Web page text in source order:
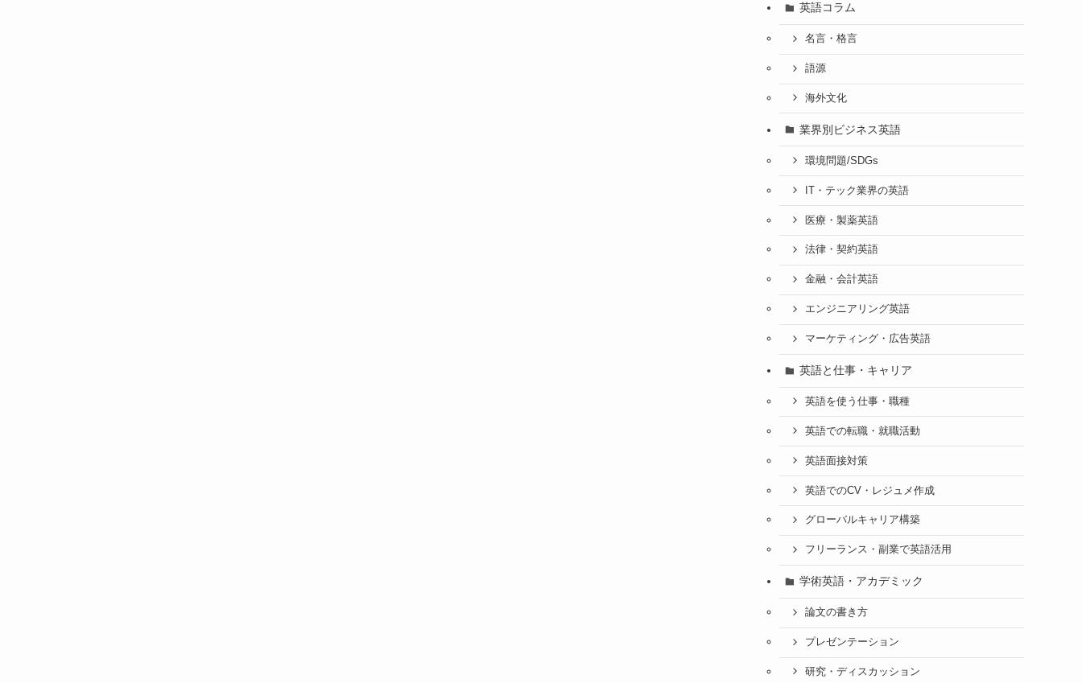
英語コラム
名言・格言
語源
海外文化
業界別ビジネス英語
環境問題/SDGs
IT・テック業界の英語
医療・製薬英語
法律・契約英語
金融・会計英語
エンジニアリング英語
マーケティング・広告英語
英語と仕事・キャリア
英語を使う仕事・職種
英語での転職・就職活動
英語面接対策
英語でのCV・レジュメ作成
グローバルキャリア構築
フリーランス・副業で英語活用
学術英語・アカデミック
論文の書き方
プレゼンテーション
研究・ディスカッション